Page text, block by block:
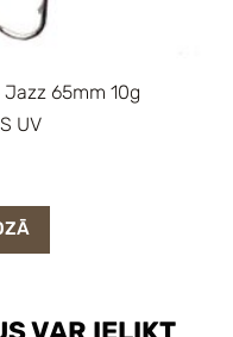
65mm 10g
UV